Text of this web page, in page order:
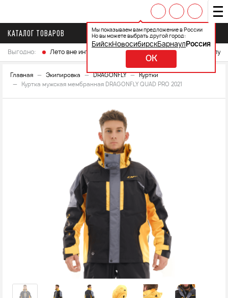
Мы показываем вам предложение в России
Но вы можете выбрать другой город:
БийскНовосибирскБарнаул Россия
OK
КАТАЛОГ ТОВАРОВ
Выгодно: Лето вне интренета Выберите свой мотоцикл и
Главная Экипировка DRAGONFLY
Куртки
Куртка мужская мембранная DRAGONFLY QUAD PRO 2021